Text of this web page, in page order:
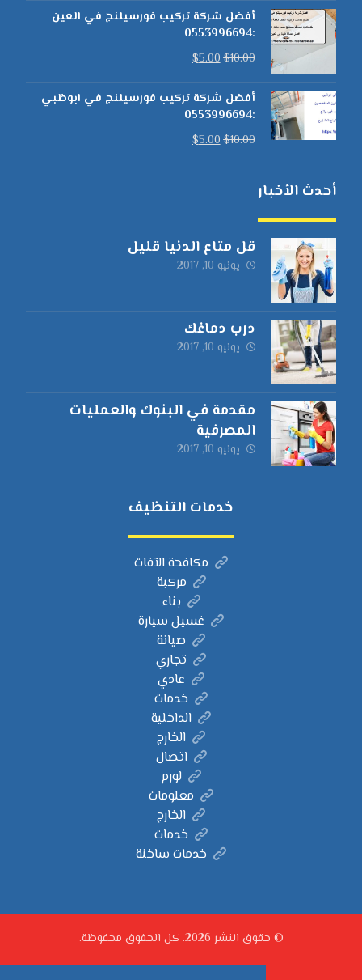
أفضل شركة تركيب فورسيلنج في العين
:0553996694
$10.00
$5.00
أفضل شركة تركيب فورسيلنج في ابوظبي
:0553996694
$10.00
$5.00
أحدث الأخبار
قل متاع الدنيا قليل
يونيو 10, 2017
درب دماغك
يونيو 10, 2017
مقدمة في البنوك والعمليات
المصرفية
يونيو 10, 2017
خدمات التنظيف
مكافحة الآفات
مركبة
بناء
غسيل سيارة
صيانة
تجاري
عادي
خدمات
الداخلية
الخارج
اتصال
لورم
معلومات
الخارج
خدمات
خدمات ساخنة
© حقوق النشر 2026. كل الحقوق محفوظة.